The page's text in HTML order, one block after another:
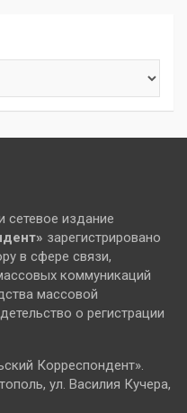
издание
зарегистрировано
в сфере связи,
коммуникаций
массовой
о регистрации
Корреспондент».
ул. Василия Кучера,